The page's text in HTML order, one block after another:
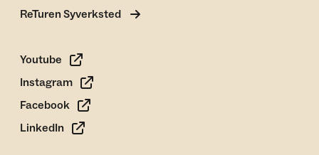
ReTuren Syverksted
Youtube
Instagram
Facebook
LinkedIn